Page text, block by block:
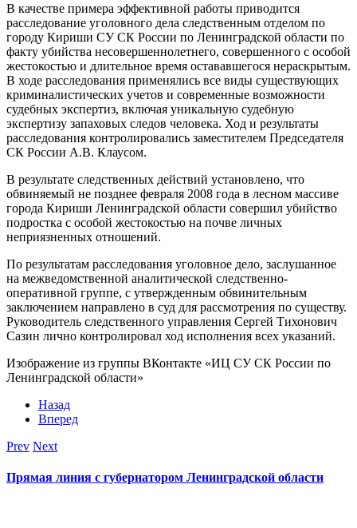
В качестве примера эффективной работы приводится
расследование уголовного дела следственным отделом по
городу Кириши СУ СК России по Ленинградской области по
факту убийства несовершеннолетнего, совершенного с особой
жестокостью и длительное время остававшегося нераскрытым.
В ходе расследования применялись все виды существующих
криминалистических учетов и современные возможности
судебных экспертиз, включая уникальную судебную
экспертизу запаховых следов человека. Ход и результаты
расследования контролировались заместителем Председателя
СК России А.В. Клаусом.
В результате следственных действий установлено, что
обвиняемый не позднее февраля 2008 года в лесном массиве
города Кириши Ленинградской области совершил убийство
подростка с особой жестокостью на почве личных
неприязненных отношений.
По результатам расследования уголовное дело, заслушанное
на межведомственной аналитической следственно-
оперативной группе, с утвержденным обвинительным
заключением направлено в суд для рассмотрения по существу.
Руководитель следственного управления Сергей Тихонович
Сазин лично контролировал ход исполнения всех указаний.
Изображение из группы ВКонтакте «ИЦ СУ СК России по
Ленинградской области»
Назад
Вперед
Prev Next
Прямая линия с губернатором Ленинградской области